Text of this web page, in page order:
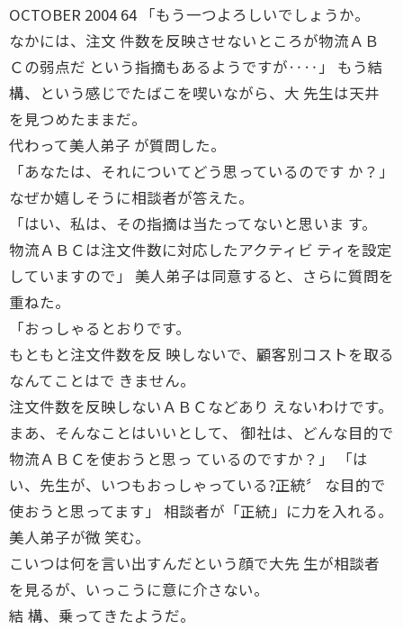
OCTOBER 2004 64 「もう一つよろしいでしょうか。
なかには、注文 件数を反映させないところが物流ＡＢ
Ｃの弱点だ という指摘もあるようですが‥‥」 もう結
構、という感じでたばこを喫いながら、大 先生は天井
を見つめたままだ。
代わって美人弟子 が質問した。
「あなたは、それについてどう思っているのです か？」
なぜか嬉しそうに相談者が答えた。
「はい、私は、その指摘は当たってないと思いま す。
物流ＡＢＣは注文件数に対応したアクティビ ティを設定
していますので」 美人弟子は同意すると、さらに質問を
重ねた。
「おっしゃるとおりです。
もともと注文件数を反 映しないで、顧客別コストを取る
なんてことはで きません。
注文件数を反映しないＡＢＣなどあり えないわけです。
まあ、そんなことはいいとして、 御社は、どんな目的で
物流ＡＢＣを使おうと思っ ているのですか？」 「は
い、先生が、いつもおっしゃっている?正統〞 な目的で
使おうと思ってます」 相談者が「正統」に力を入れる。
美人弟子が微 笑む。
こいつは何を言い出すんだという顔で大先 生が相談者
を見るが、いっこうに意に介さない。
結 構、乗ってきたようだ。